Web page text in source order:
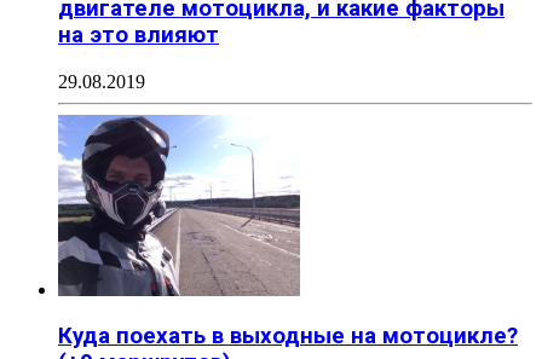
двигателе мотоцикла, и какие факторы
на это влияют
29.08.2019
Куда поехать в выходные на мотоцикле?